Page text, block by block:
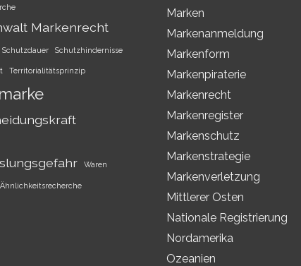
Markenrecht
Schutzdauer Schutzhindernisse
Territorialitätsprinzip
Waren
Ähnlichkeitsrecherche
Marken
Markenanmeldung
Markenform
Markenpiraterie
Markenrecht
Markenregister
Markenschutz
Markenstrategie
Markenverletzung
Mittlerer Osten
Nationale Registrierung
Nordamerika
Ozeanien